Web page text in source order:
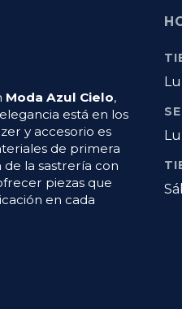
Moda Azul Cielo,
está en los
y accesorio es
de primera
de la sastrería con
piezas que
en cada